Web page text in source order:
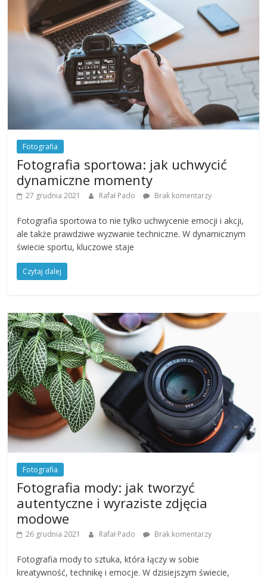
Fotografia
Fotografia sportowa: jak uchwycić
dynamiczne momenty
27 grudnia 2021 Rafał Pado Brak komentarzy
Fotografia sportowa to nie tylko uchwycenie emocji i akcji,
ale także prawdziwe wyzwanie techniczne. W dynamicznym
świecie sportu, kluczowe staje
Czytaj dalej
Fotografia
Fotografia mody: jak tworzyć
autentyczne i wyraziste zdjęcia
modowe
26 grudnia 2021 Rafał Pado Brak komentarzy
Fotografia mody to sztuka, która łączy w sobie
kreatywność, technikę i emocje. W dzisiejszym świecie,